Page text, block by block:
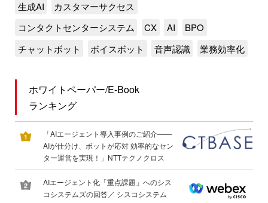
生成AI
カスタマーサクセス
コンタクトセンターシステム
CX AI
BPO
チャットボット
ボイスボット 音声認識 業務効率化
ホワイトペーパー/E-Book
ランキング
「AIエージェント導入事例のご紹介――
AIが仕分け、ボットが応対 効率的なセン
ター運営を実現！」NTTテクノクロス
AIエージェント化「重点課題」へのシス
コシステムズの回答／ シスコシステム